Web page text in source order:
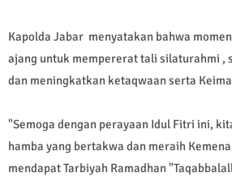
Kapolda Jabar menyatakan bahwa
ajang untuk mempererat tali silaturahmi ,
dan meningkatkan ketaqwaan serta
"Semoga dengan perayaan Idul Fitri ini,
hamba yang bertakwa dan meraih
mendapat Tarbiyah Ramadhan